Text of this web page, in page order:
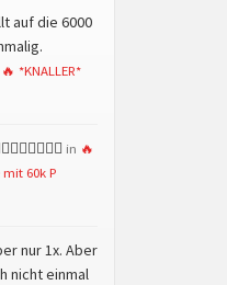
auf die 6000
🔥 *KNALLER*
in 🔥
60k P
nur 1x. Aber
nicht einmal